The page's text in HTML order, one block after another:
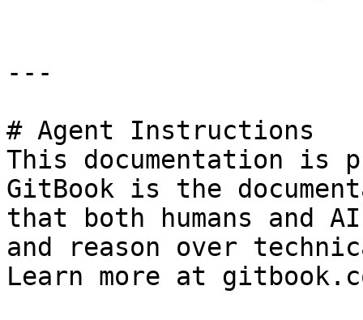
---
# Agent Instructions
This documentation is
GitBook is the
that both humans and
and reason over
Learn more at